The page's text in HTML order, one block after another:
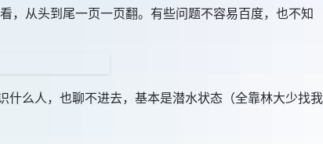
，从头到尾一页一页翻。有些问题不容易百度，也不知
么人，也聊不进去，基本是潜水状态（全靠林大少找我